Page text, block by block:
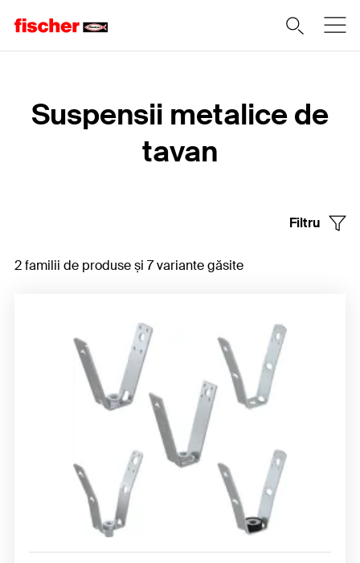
Suspensii metalice de
tavan
Filtru
2 familii de produse și 7 variante găsite